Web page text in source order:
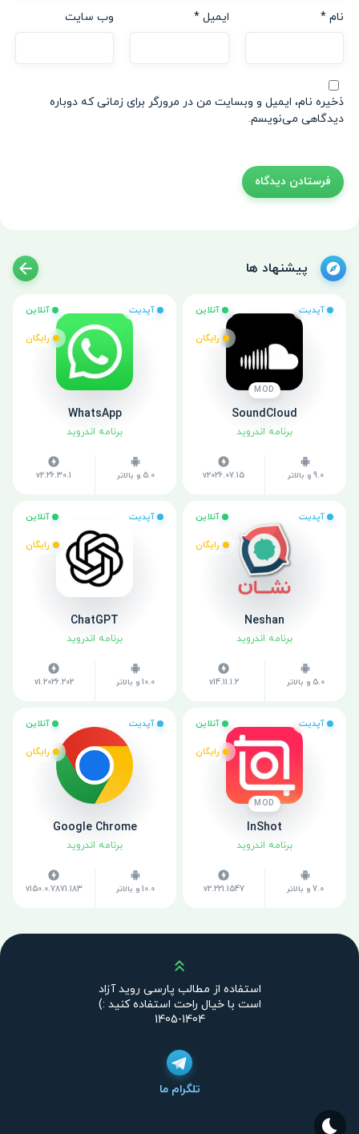
نام * ایمیل* وب‌ سایت
ذخیره نام، ایمیل و وبسایت من در مرورگر برای زمانی که دوباره
دیدگاهی می‌نویسم.
پیشنهاد ها
آپدیت آنلاین
رایگان
MOD
SoundCloud
برنامه اندروید
9.0 و بالاتر v2026.07.15
آپدیت آنلاین
رایگان
WhatsApp
برنامه اندروید
5.0 و بالاتر v2.26.30.1
آپدیت آنلاین
رایگان
Neshan
برنامه اندروید
5.0 و بالاتر v14.11.1.2
آپدیت آنلاین
رایگان
ChatGPT
برنامه اندروید
10.0 و بالاتر v1.2026.202
آپدیت آنلاین
رایگان
MOD
InShot
برنامه اندروید
7.0 و بالاتر v2.221.1547
آپدیت آنلاین
رایگان
Google Chrome
برنامه اندروید
10.0 و بالاتر v150.0.7871.183
بالا
استفاده از مطالب پارسی روید آزاد
است با خیال راحت استفاده کنید :)
1404-1405
تلگرام ما